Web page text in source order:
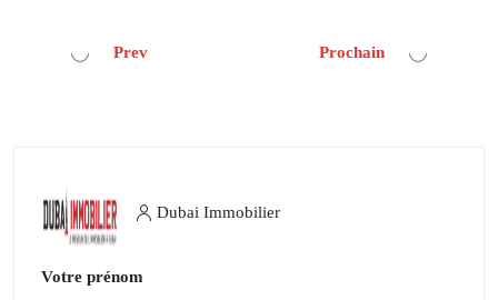
Prev Prochain
Dubai Immobilier
Votre prénom